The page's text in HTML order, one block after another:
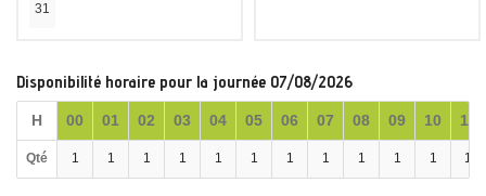
31
Disponibilité horaire pour la journée 07/08/2026
H 00 01 02 03 04 05 06 07 08 09 10 11
Qté 1 1 1 1 1 1 1 1 1 1 1 1